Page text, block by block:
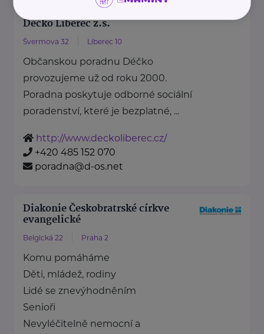
Déčko Liberec z.s.
Švermova 32 Liberec 10
Občanskou poradnu Déčko
provozujeme už od roku 2000.
Poradna poskytuje odborné sociální
poradenství, které je bezplatné, ...
http://www.deckoliberec.cz/
+420 485 152 070
poradna@d-os.net
Diakonie Českobratrské církve
evangelické
Belgická 22 Praha 2
Komu pomáháme
Děti, mládež, rodiny
Lidé se znevýhodněním
Senioři
Nevyléčitelně nemocní a